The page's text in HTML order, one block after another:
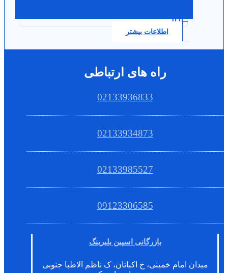
0.0
اطلاعات بیشتر
راه های ارتباطی
02133936833
02133934873
02133985527
09123306585
بازرگانی اسپین بلبرینگ
میدان امام خمینی، خ اکباتان، ک ناظم الاطبا جنوبی